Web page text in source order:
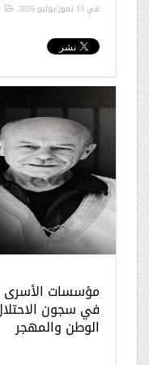
في13 تموز/يوليو 2026 .
مؤسسات الأسرى
في سجون
الوطن والمهجر